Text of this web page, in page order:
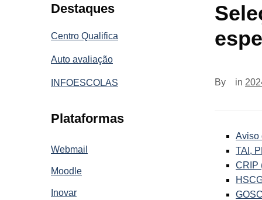
Destaques
Centro Qualifica
Auto avaliação
INFOESCOLAS
Plataformas
Webmail
Moodle
Inovar
By in
Aviso
TAI,
CRIP